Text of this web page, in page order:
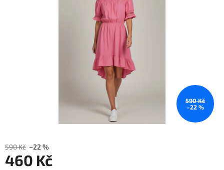
590 Kč
–22 %
590 Kč –22 %
460 Kč